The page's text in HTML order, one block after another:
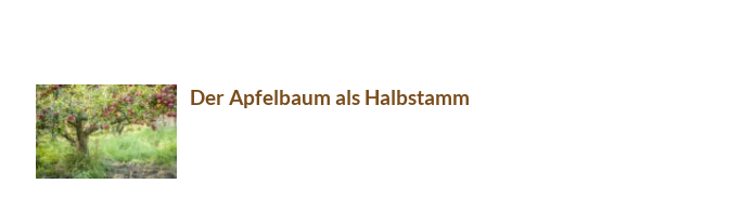
Der Apfelbaum als Halbstamm